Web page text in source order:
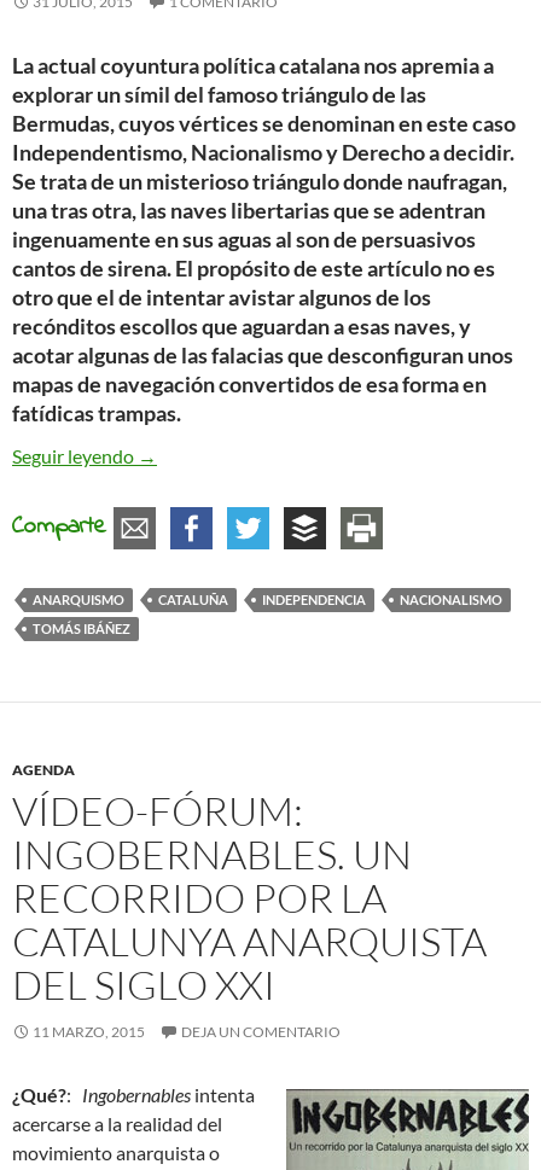
La actual coyuntura política catalana nos apremia a
explorar un símil del famoso triángulo de las
Bermudas, cuyos vértices se denominan en este caso
Independentismo, Nacionalismo y Derecho a decidir.
Se trata de un misterioso triángulo donde naufragan,
una tras otra, las naves libertarias que se adentran
ingenuamente en sus aguas al son de persuasivos
cantos de sirena. El propósito de este artículo no es
otro que el de intentar avistar algunos de los
recónditos escollos que aguardan a esas naves, y
acotar algunas de las falacias que desconfiguran unos
mapas de navegación convertidos de esa forma en
fatídicas trampas.
Seguir leyendo El triángulo de las Bermudas. Independencia,
→
Comparte
ANARQUISMO CATALUÑA INDEPENDENCIA
NACIONALISMO
TOMÁS IBÁÑEZ
AGENDA
VÍDEO-FÓRUM:
INGOBERNABLES. UN
RECORRIDO POR LA
CATALUNYA ANARQUISTA
DEL SIGLO XXI
11 MARZO, 2015 DEJA UN COMENTARIO
¿Qué?: Ingobernables intenta
acercarse a la realidad del
movimiento anarquista o